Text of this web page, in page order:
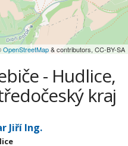
OpenStreetMap& contributors, CC-BY-SA
- Hudlice,
kraj
Jiří Ing.